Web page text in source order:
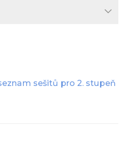
sešitů pro 2. stupeň